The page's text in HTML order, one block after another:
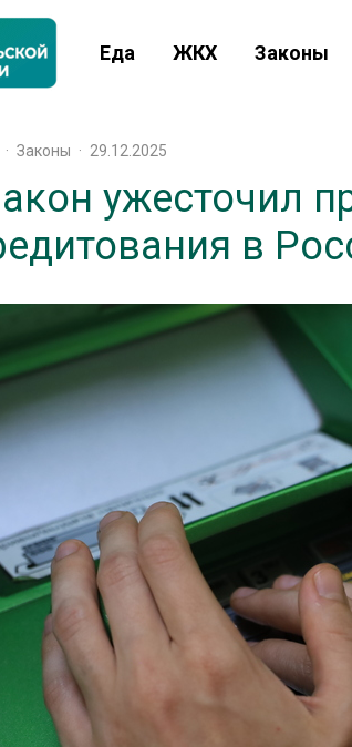
Еда ЖКХ Законы
· Законы · 29.12.2025
ужесточил
в